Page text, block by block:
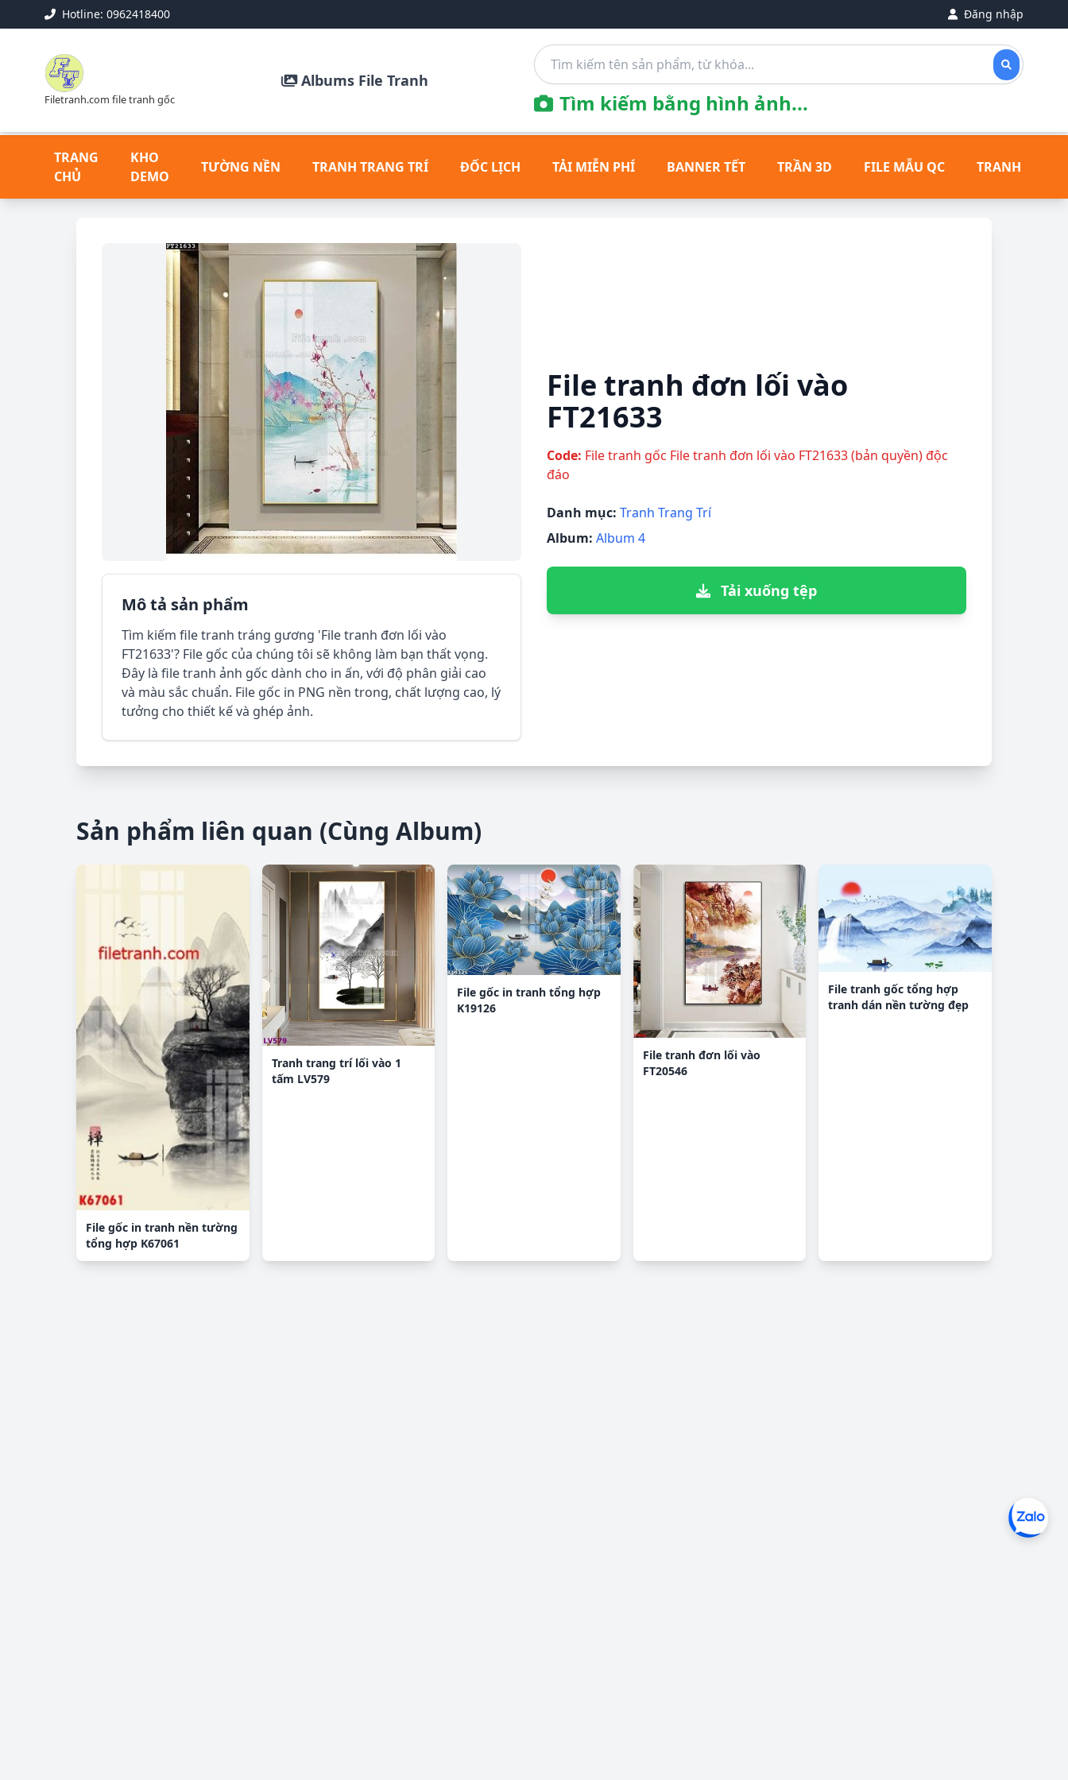
Hotline: 0962418400 Đăng nhập
Filetranh.com file tranh gốc
Albums File Tranh
Tìm kiếm bằng hình ảnh...
TRANG
CHỦ
KHO
DEMO
TƯỜNG NỀN TRANH TRANG TRÍ ĐỐC LỊCH TẢI MIỄN PHÍ BANNER TẾT TRẦN 3D FILE MẪU QC TRANH ĐỒNG
Mô tả sản phẩm
Tìm kiếm file tranh tráng gương 'File tranh đơn lối vào
FT21633'? File gốc của chúng tôi sẽ không làm bạn thất vọng.
Đây là file tranh ảnh gốc dành cho in ấn, với độ phân giải cao
và màu sắc chuẩn. File gốc in PNG nền trong, chất lượng cao, lý
tưởng cho thiết kế và ghép ảnh.
File tranh đơn lối vào
FT21633
Code: File tranh gốc File tranh đơn lối vào FT21633 (bản quyền) độc
đáo
Danh mục: Tranh Trang Trí
Album: Album 4
Tải xuống tệp
Sản phẩm liên quan (Cùng Album)
File gốc in tranh nền tường
tổng hợp K67061
Tranh trang trí lối vào 1
tấm LV579
File gốc in tranh tổng hợp
K19126
File tranh đơn lối vào
FT20546
File tranh gốc tổng hợp
tranh dán nền tường đẹp